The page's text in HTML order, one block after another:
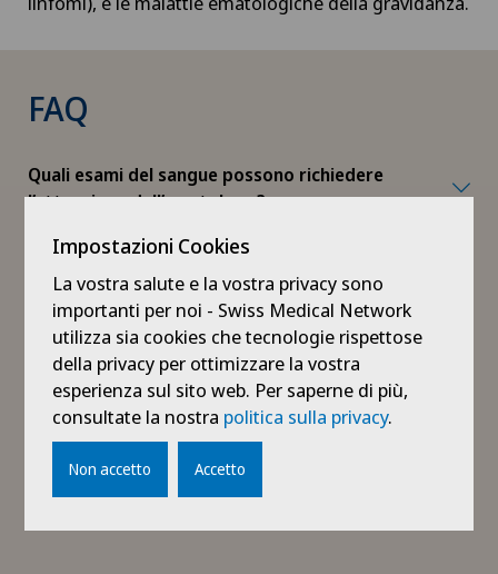
FAQ
Quali esami del sangue possono richiedere
l’attenzione dell’ematologo?
Quali sintomi possono far pensare ad una
malattia ematologica?
Cosa devo fare se ho un problema
ematologico in gravidanza?
Impostazioni Cookies
La vostra salute e la vostra privacy sono
importanti per noi - Swiss Medical Network
utilizza sia cookies che tecnologie rispettose
della privacy per ottimizzare la vostra
esperienza sul sito web. Per saperne di più,
consultate la nostra politica sulla privacy.
Non accetto Accetto